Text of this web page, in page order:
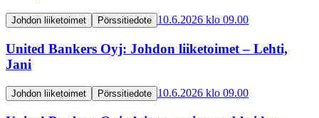
Johdon liiketoimet Pörssitiedote 10.6.2026 klo 09.00
United Bankers Oyj: Johdon liiketoimet – Lehti,
Jani
Johdon liiketoimet Pörssitiedote 10.6.2026 klo 09.00